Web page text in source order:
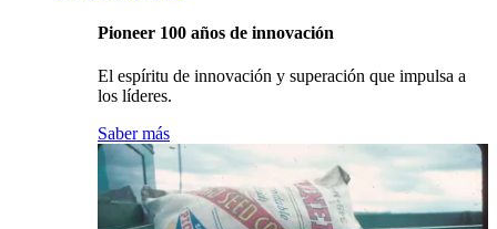
Pioneer 100 años de innovación
El espíritu de innovación y superación que impulsa a
los líderes.
Saber más